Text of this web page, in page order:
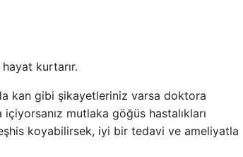
kurtarır.
kan gibi şikayetleriniz varsa doktora
içiyorsanız mutlaka göğüs hastalıkları
koyabilirsek, iyi bir tedavi ve ameliyatla